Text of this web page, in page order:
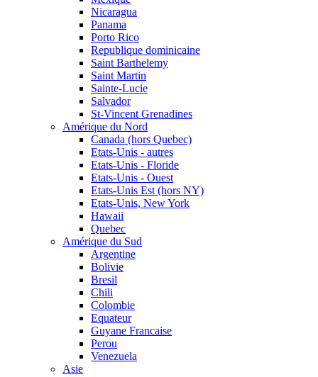
Nicaragua
Panama
Porto Rico
Republique dominicaine
Saint Barthelemy
Saint Martin
Sainte-Lucie
Salvador
St-Vincent Grenadines
Amérique du Nord
Canada (hors Quebec)
Etats-Unis - autres
Etats-Unis - Floride
Etats-Unis - Ouest
Etats-Unis Est (hors NY)
Etats-Unis, New York
Hawaii
Quebec
Amérique du Sud
Argentine
Bolivie
Bresil
Chili
Colombie
Equateur
Guyane Francaise
Perou
Venezuela
Asie